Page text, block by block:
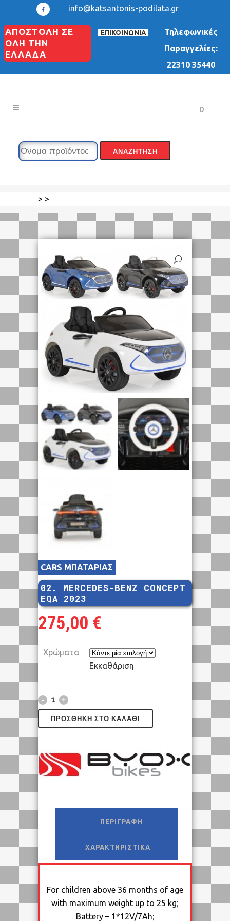
info@katsantonis-podilata.gr
ΑΠΟΣΤΟΛΗ ΣΕ
ΟΛΗ ΤΗΝ
ΕΛΛΑΔΑ
ΕΠΙΚΟΙΝΩΝΙΑ
Τηλεφωνικές
Παραγγελίες:
22310 35440
0
> >
CARS ΜΠΑΤΑΡΙΑΣ
02. MERCEDES-BENZ CONCEPT
EQA 2023
275,00 €
Χρώματα
Εκκαθάριση
ΠΡΟΣΘΉΚΗ ΣΤΟ ΚΑΛΆΘΙ
ΠΕΡΙΓΡΑΦΉ
ΧΑΡΑΚΤΗΡΙΣΤΙΚΆ
For children above 36 months of age
with maximum weight up to 25 kg;
Battery – 1*12V/7Ah;